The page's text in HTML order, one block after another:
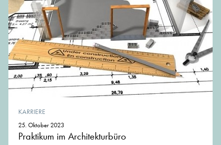
KARRIERE
25. Oktober 2023
Praktikum im Architekturbüro